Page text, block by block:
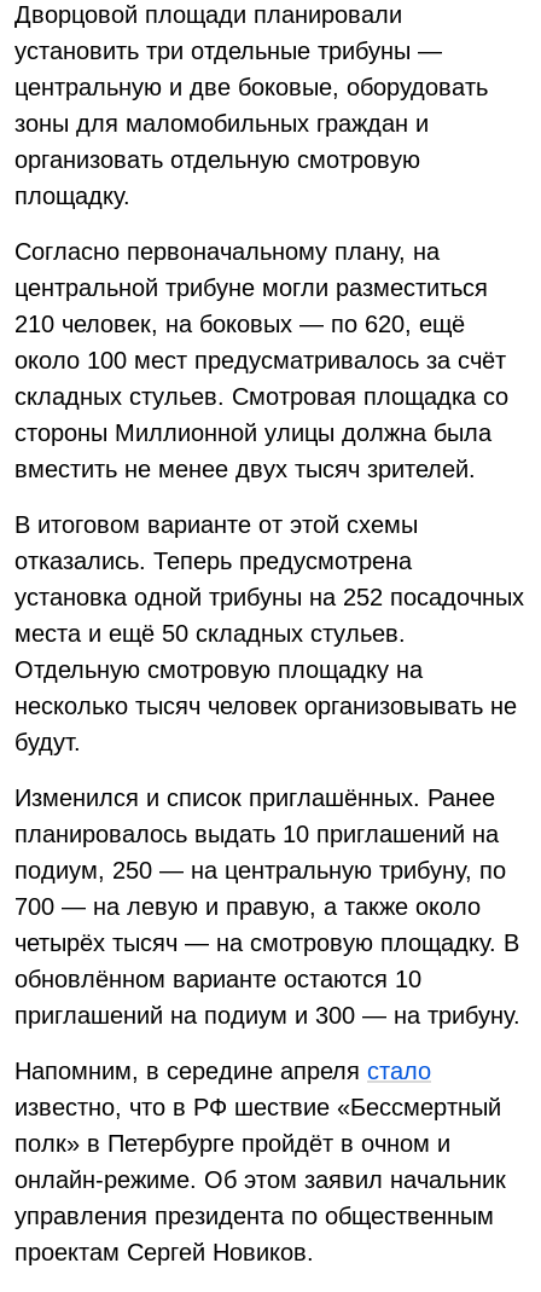
Дворцовой площади планировали
установить три отдельные трибуны —
центральную и две боковые, оборудовать
зоны для маломобильных граждан и
организовать отдельную смотровую
площадку.
Согласно первоначальному плану, на
центральной трибуне могли разместиться
210 человек, на боковых — по 620, ещё
около 100 мест предусматривалось за счёт
складных стульев. Смотровая площадка со
стороны Миллионной улицы должна была
вместить не менее двух тысяч зрителей.
В итоговом варианте от этой схемы
отказались. Теперь предусмотрена
установка одной трибуны на 252 посадочных
места и ещё 50 складных стульев.
Отдельную смотровую площадку на
несколько тысяч человек организовывать не
будут.
Изменился и список приглашённых. Ранее
планировалось выдать 10 приглашений на
подиум, 250 — на центральную трибуну, по
700 — на левую и правую, а также около
четырёх тысяч — на смотровую площадку. В
обновлённом варианте остаются 10
приглашений на подиум и 300 — на трибуну.
Напомним, в середине апреля стало
известно, что в РФ шествие «Бессмертный
полк» в Петербурге пройдёт в очном и
онлайн-режиме. Об этом заявил начальник
управления президента по общественным
проектам Сергей Новиков.